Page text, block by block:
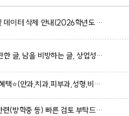
[공지] Office 365 계정 및 데이터 삭제 안내(2026학년도 졸업 예정자 및 졸업생 대상)
도배성글, 상업적인 글, 음란한 글, 남을 비방하는 글, 상업성, 광고성의 글은 임의적으로 삭제 될수 있습니다.
⭐전국 제휴병원 의료복지 혜택⭐(안과,치과,피부과,성형,비뇨,산부,모발,건강검진 등)
공용 PC실습실 운영시간 관련(방학중 등) 빠른 검토 부탁드립니다